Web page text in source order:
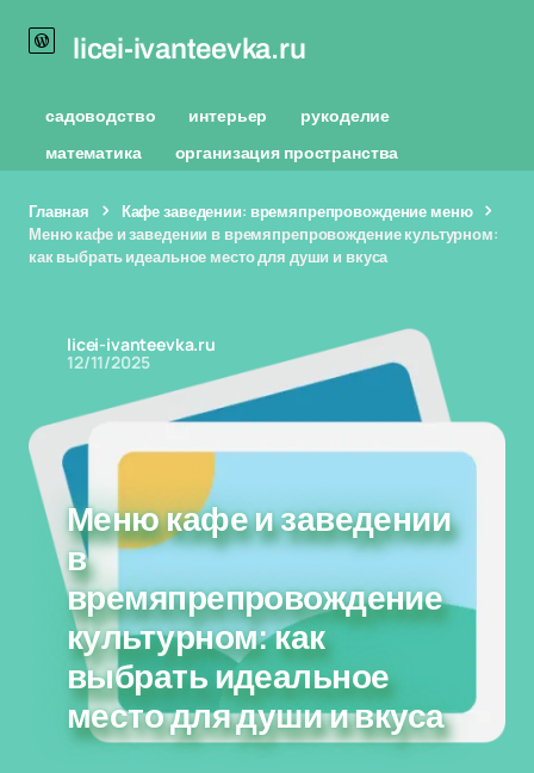
licei-ivanteevka.ru
садоводство интерьер
рукоделие
математика
организация пространства
Главная
Кафе заведении: времяпрепровождение меню
Меню кафе и заведении в времяпрепровождение культурном:
как выбрать идеальное место для души и вкуса
licei-ivanteevka.ru
12/11/2025
Меню кафе и заведении
в
времяпрепровождение
культурном: как
выбрать идеальное
место для души и вкуса